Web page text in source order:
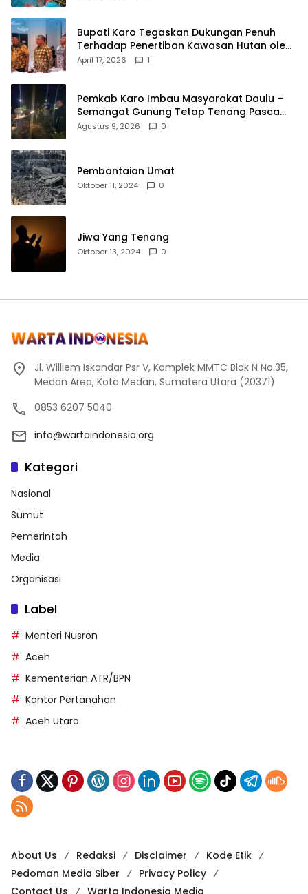
Bupati Karo Tegaskan Dukungan Penuh
Terhadap Penertiban Kawasan Hutan oleh
Pemerintah Pusat
April 17, 2026 1
Pemkab Karo Imbau Masyarakat Daulu –
Semangat Gunung Tetap Tenang Pasca
Penertiban Pungli
Agustus 9, 2026 0
Pembantaian Umat
Oktober 11, 2024 0
Jiwa Yang Tenang
Oktober 13, 2024 0
Jl. Williem Iskandar Psr V, Komplek MMTC Blok N No.35,
Medan Area, Kota Medan, Sumatera Utara (20371)
0853 6207 5040
info@wartaindonesia.org
Kategori
Nasional
Sumut
Pemerintah
Media
Organisasi
Label
Menteri Nusron
Aceh
Kementerian ATR/BPN
Kantor Pertanahan
Aceh Utara
About Us Redaksi Disclaimer
Kode Etik
Pedoman Media Siber
Privacy Policy
Contact Us
Warta Indonesia Media